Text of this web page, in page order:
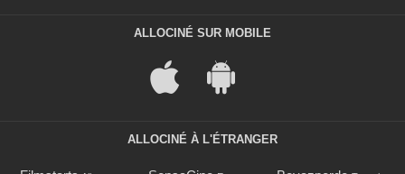
ALLOCINÉ SUR MOBILE
ALLOCINÉ À L'ÉTRANGER